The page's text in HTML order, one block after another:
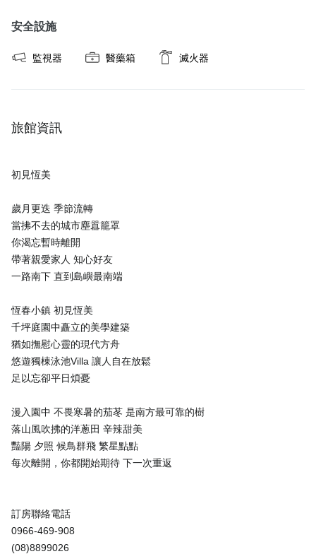
安全設施
監視器 醫藥箱 滅火器
旅館資訊
初見恆美
歲月更迭 季節流轉
當拂不去的城市塵囂籠罩
你渴忘暫時離開
帶著親愛家人 知心好友
一路南下 直到島嶼最南端
恆春小鎮 初見恆美
千坪庭園中矗立的美學建築
猶如撫慰心靈的現代方舟
悠遊獨棟泳池Villa 讓人自在放鬆
足以忘卻平日煩憂
漫入園中 不畏寒暑的茄苳 是南方最可靠的樹
落山風吹拂的洋蔥田 辛辣甜美
豔陽 夕照 候鳥群飛 繁星點點
每次離開，你都開始期待 下一次重返
訂房聯絡電話
0966-469-908
(08)8899026